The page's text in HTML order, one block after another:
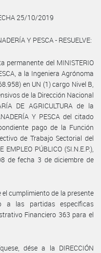
25/10/2019
Y PESCA - RESUELVE:
permanente del MINISTERIO
a la Ingeniera Agrónoma
en UN (1) cargo Nivel B,
de la Dirección Nacional
DE AGRICULTURA de la
Y PESCA del citado
pago de la Función
de Trabajo Sectorial del
PÚBLICO (SI.N.E.P.),
de fecha 3 de diciembre de
el cumplimiento de la presente
a las partidas específicas
Financiero 363 para el
dése a la DIRECCIÓN